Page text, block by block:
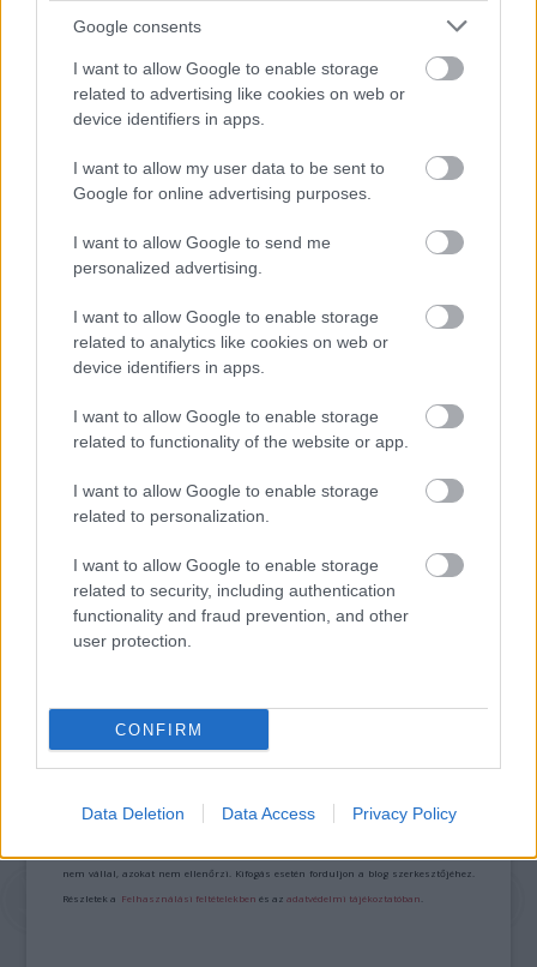
Google consents
I want to allow Google to enable storage
related to advertising like cookies on web or
device identifiers in apps.
I want to allow my user data to be sent to
Google for online advertising purposes.
I want to allow Google to send me
personalized advertising.
I want to allow Google to enable storage
related to analytics like cookies on web or
device identifiers in apps.
I want to allow Google to enable storage
related to functionality of the website or app.
I want to allow Google to enable storage
related to personalization.
I want to allow Google to enable storage
related to security, including authentication
functionality and fraud prevention, and other
user protection.
CONFIRM
Data Deletion Data Access Privacy Policy
AZ EMBERSÉG ÜNNEPE
„NEM TÖBB EZER EMBERRE UTAZUNK, HANEM
DAVID ATTENBOROUGH ÚJ ÓCEÁNFILMJE
JÚNIUSBAN DEBÜTÁL: LENYŰGÖZŐ UTAZÁS A
TENGEREK MEGMENTÉSÉÉRT
A bejegyzés trackback címe:
https://kulturpart.hu/api/trackback/id/7905904
A hozzászólások avonatkozó jogszabályokértelmében felhasználói tartalomnak
nem vállal, azokat nem ellenőrzi. Kifogás esetén forduljon a blog szerkesztőjéhez.
Részletek a Felhasználási feltételekben és azadatvédelmi tájékoztatóban